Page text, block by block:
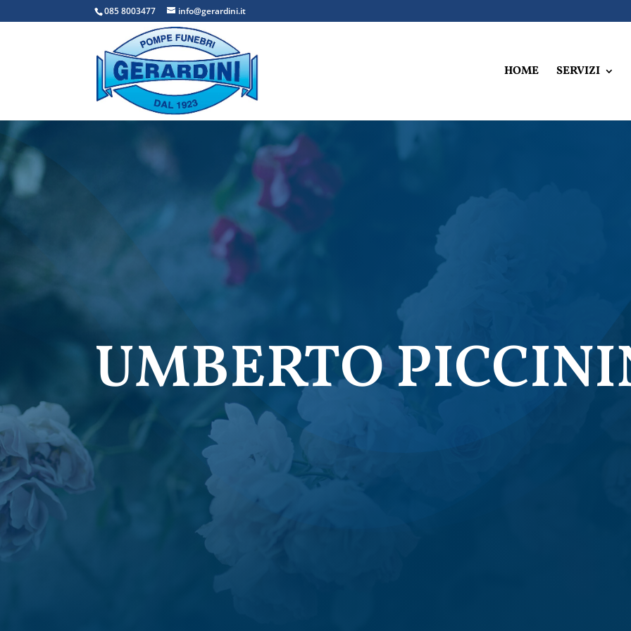
085 8003477 info@gerardini.it
HOME SERVIZI
UMBERTO